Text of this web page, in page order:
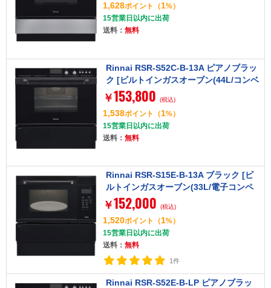
1,628ポイント （1%）
15営業日以内に出荷
送料： 無料
Rinnai RSR-S52C-B-13A ピアノブラッ
ク [ビルトインガスオーブン(44L/コンベ
ック/都市ガス用)]
￥153,800 (税込)
1,538ポイント （1%）
15営業日以内に出荷
送料： 無料
Rinnai RSR-S15E-B-13A ブラック [ビ
ルトインガスオーブン(33L/電子コンペ
ック/都市ガス用)]
￥152,000 (税込)
1,520ポイント （1%）
15営業日以内に出荷
送料： 無料
1件
Rinnai RSR-S52E-B-LP ピアノブラッ